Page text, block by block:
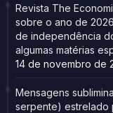
Revista The
sobre o ano de
de independência
algumas matérias
14 de novembro de
Mensagens
serpente) estrelado